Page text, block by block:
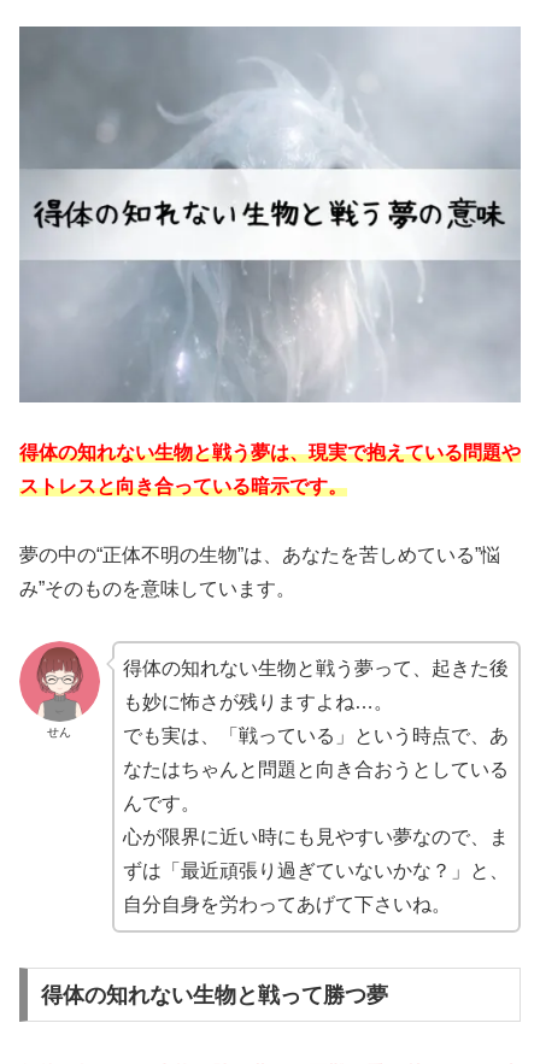
得体の知れない生物と戦う夢は、現実で抱えている問題や
ストレスと向き合っている暗示です。
夢の中の“正体不明の生物”は、あなたを苦しめている”悩
み”そのものを意味しています。
せん
得体の知れない生物と戦う夢って、起きた後
も妙に怖さが残りますよね…。
でも実は、「戦っている」という時点で、あ
なたはちゃんと問題と向き合おうとしている
んです。
心が限界に近い時にも見やすい夢なので、ま
ずは「最近頑張り過ぎていないかな？」と、
自分自身を労わってあげて下さいね。
得体の知れない生物と戦って勝つ夢